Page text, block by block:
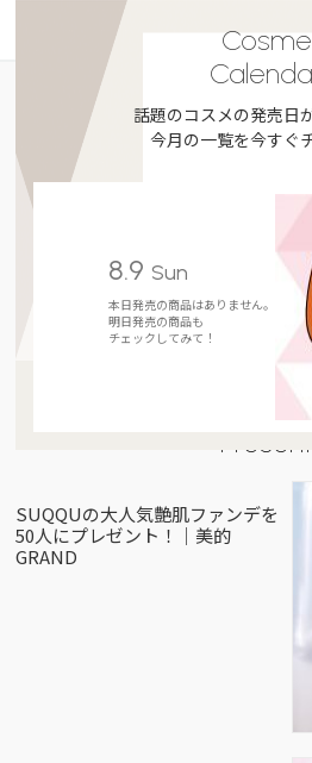
Cosme
話題のコスメの発売日
今月の一覧を今すぐ
8.9 Sun
本日発売の商品はありません。
明日発売の商品も
チェックしてみて！
Present
SUQQUの大人気艶肌ファンデを
50人にプレゼント！｜美的
GRAND